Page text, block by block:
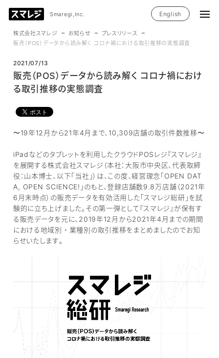
Smaregi,Inc. English
株式会社スマレジ お知らせ
プレスリリース
販売（POS）データから読み解く コロナ禍における取引推移の実態調査
2021/07/13
販売（POS）データから読み解く コロナ禍におけ
る取引推移の実態調査
〜19年12月から21年4月まで、10,309店舗の取引件数推移〜
iPadなどのタブレットを利用したクラウドPOSレジ『スマレジ』
を展開する株式会社スマレジ（本社：大阪市中央区、代表取締
役：山本博士、以下「当社」）は、この度、経営理念「OPEN DAT
A, OPEN SCIENCE!」のもと、登録店舗数9.8万店舗（2021年
6月末時点）の販売データを有効活用した「スマレジ総研」を試
験的に立ち上げました。その第一弾として『スマレジ』が保有す
る販売データを元に、2019年12月から2021年4月までの期間
における地域別・業種別の取引推移をまとめましたのでお知
らせいたします。